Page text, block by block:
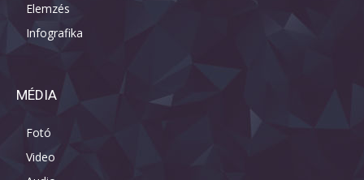
Elemzés
Infografika
MÉDIA
Fotó
Video